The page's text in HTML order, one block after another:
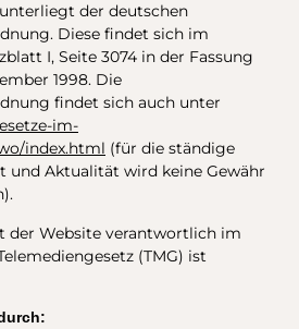
der deutschen
Diese findet sich im
I, Seite 3074 in der Fassung
1998. Die
findet sich auch unter
im-
index.html (für die ständige
und Aktualität wird keine Gewähr
der Website verantwortlich im
(TMG) ist